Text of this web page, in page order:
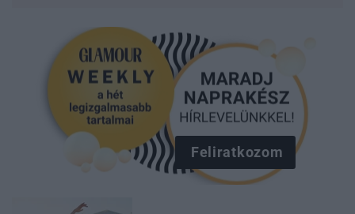
Feliratkozom